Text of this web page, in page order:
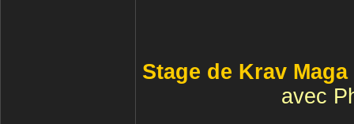
Stage de Krav
avec